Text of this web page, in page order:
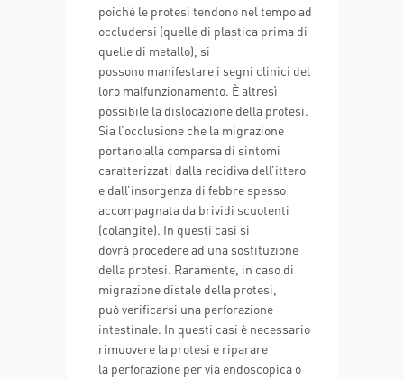
poiché le protesi tendono nel tempo ad
occludersi (quelle di plastica prima di
quelle di metallo), si
possono manifestare i segni clinici del
loro malfunzionamento. È altresì
possibile la dislocazione della protesi.
Sia l’occlusione che la migrazione
portano alla comparsa di sintomi
caratterizzati dalla recidiva dell’ittero
e dall’insorgenza di febbre spesso
accompagnata da brividi scuotenti
(colangite). In questi casi si
dovrà procedere ad una sostituzione
della protesi. Raramente, in caso di
migrazione distale della protesi,
può verificarsi una perforazione
intestinale. In questi casi è necessario
rimuovere la protesi e riparare
la perforazione per via endoscopica o